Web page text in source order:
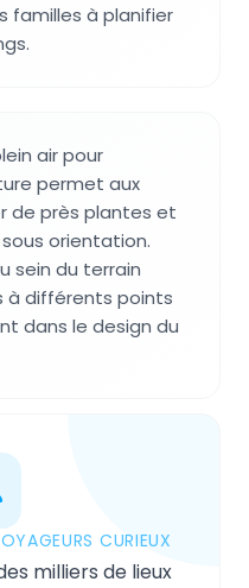
familles à planifier
air pour
permet aux
de près plantes et
orientation.
sein du terrain
à différents points
dans le design du
CURIEUX
milliers de lieux